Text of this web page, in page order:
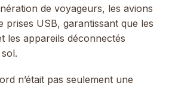
de voyageurs, les avions
prises USB, garantissant que les
les appareils déconnectés
n’était pas seulement une